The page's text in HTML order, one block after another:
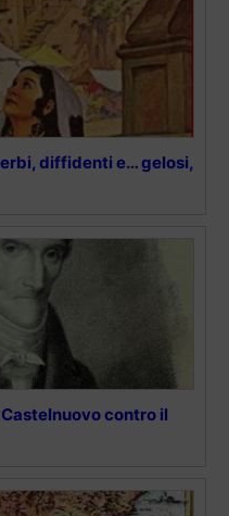
diffidenti e… gelosi,
contro il